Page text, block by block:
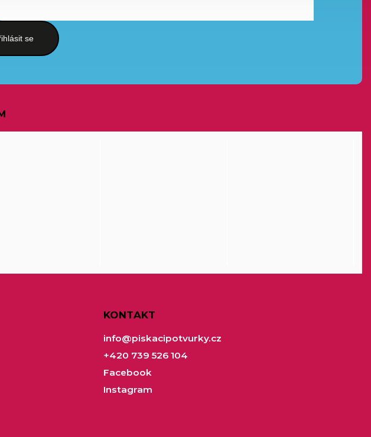
se
KONTAKT
info@piskacipotvurky.cz
+420 739 526 104
Facebook
Instagram